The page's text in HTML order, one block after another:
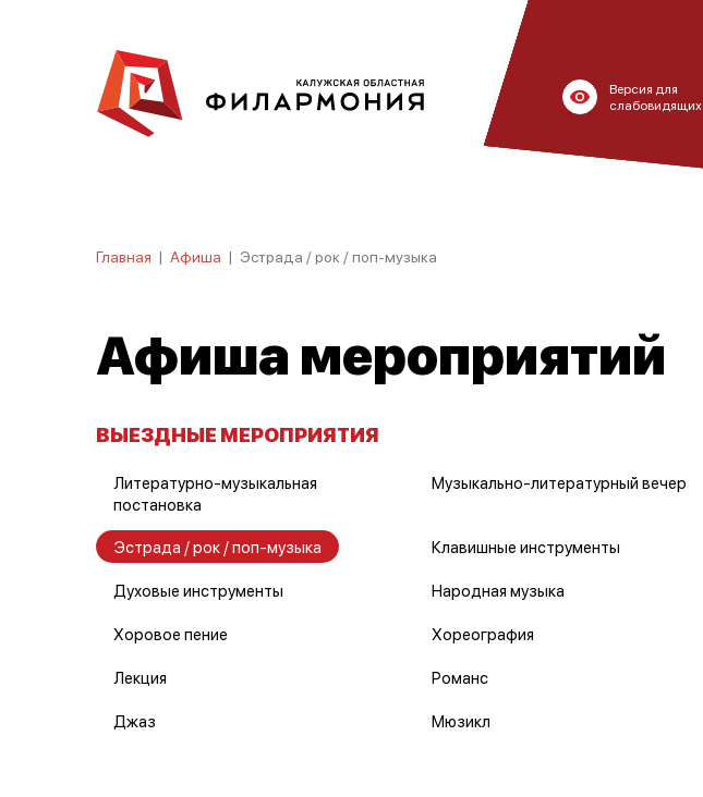
Версия для
слабовидящих
Главная | Афиша | Эстрада / рок / поп-музыка
Афиша мероприятий
ВЫЕЗДНЫЕ МЕРОПРИЯТИЯ
Литературно-музыкальная
постановка
Музыкально-литературный вечер
Эстрада / рок / поп-музыка Клавишные инструменты
Духовые инструменты
Народная музыка
Хоровое пение
Хореография
Лекция
Романс
Джаз
Мюзикл